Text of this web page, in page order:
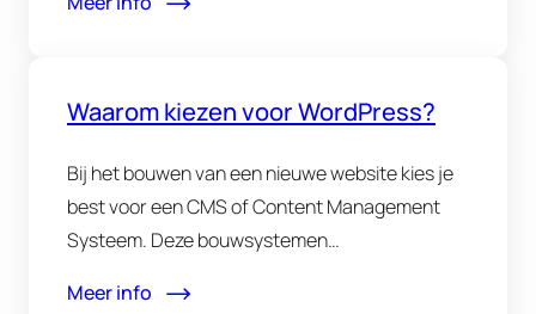
Waarom kiezen voor WordPress?
Bij het bouwen van een nieuwe website kies je
best voor een CMS of Content Management
Systeem. Deze bouwsystemen…
Meer info